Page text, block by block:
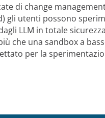
di change
gli utenti possono
LLM in totale
che una sandbox a
per la